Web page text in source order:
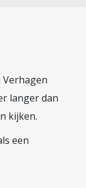
Verhagen
langer dan
kijken.
een